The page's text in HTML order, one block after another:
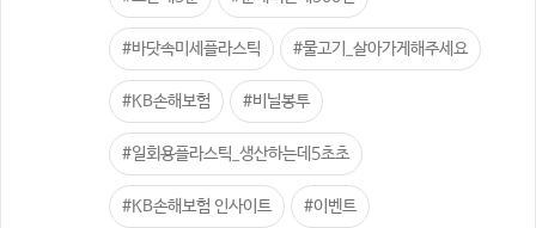
#바닷속미세플라스틱 #물고기_살아가게해주세요
#KB손해보험 #비닐봉투
#일회용플라스틱_생산하는데5초초
#KB손해보험 인사이트 #이벤트